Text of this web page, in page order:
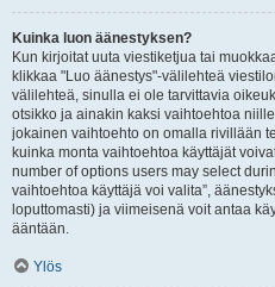
Kuinka luon äänestyksen?
Kun kirjoitat uuta viestiketjua tai
klikkaa "Luo äänestys"-välilehteä
välilehteä, sinulla ei ole tarvittavia
otsikko ja ainakin kaksi vaihtoehtoa
jokainen vaihtoehto on omalla rivillään
kuinka monta vaihtoehtoa käyttäjät
number of options users may select
vaihtoehtoa käyttäjä voi valita”,
loputtomasti) ja viimeisenä voit antaa
ääntään.
Ylös